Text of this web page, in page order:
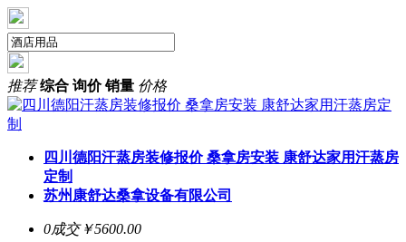
推荐 综合 询价 销量 价格
四川德阳汗蒸房装修报价 桑拿房安装 康舒达家用汗蒸房
定制
苏州康舒达桑拿设备有限公司
0成交￥5600.00